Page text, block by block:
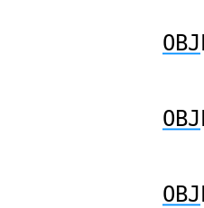
OBJ
OBJ
OBJ